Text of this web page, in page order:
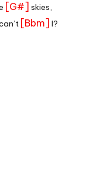
[G#] skies,
[Bbm] I?